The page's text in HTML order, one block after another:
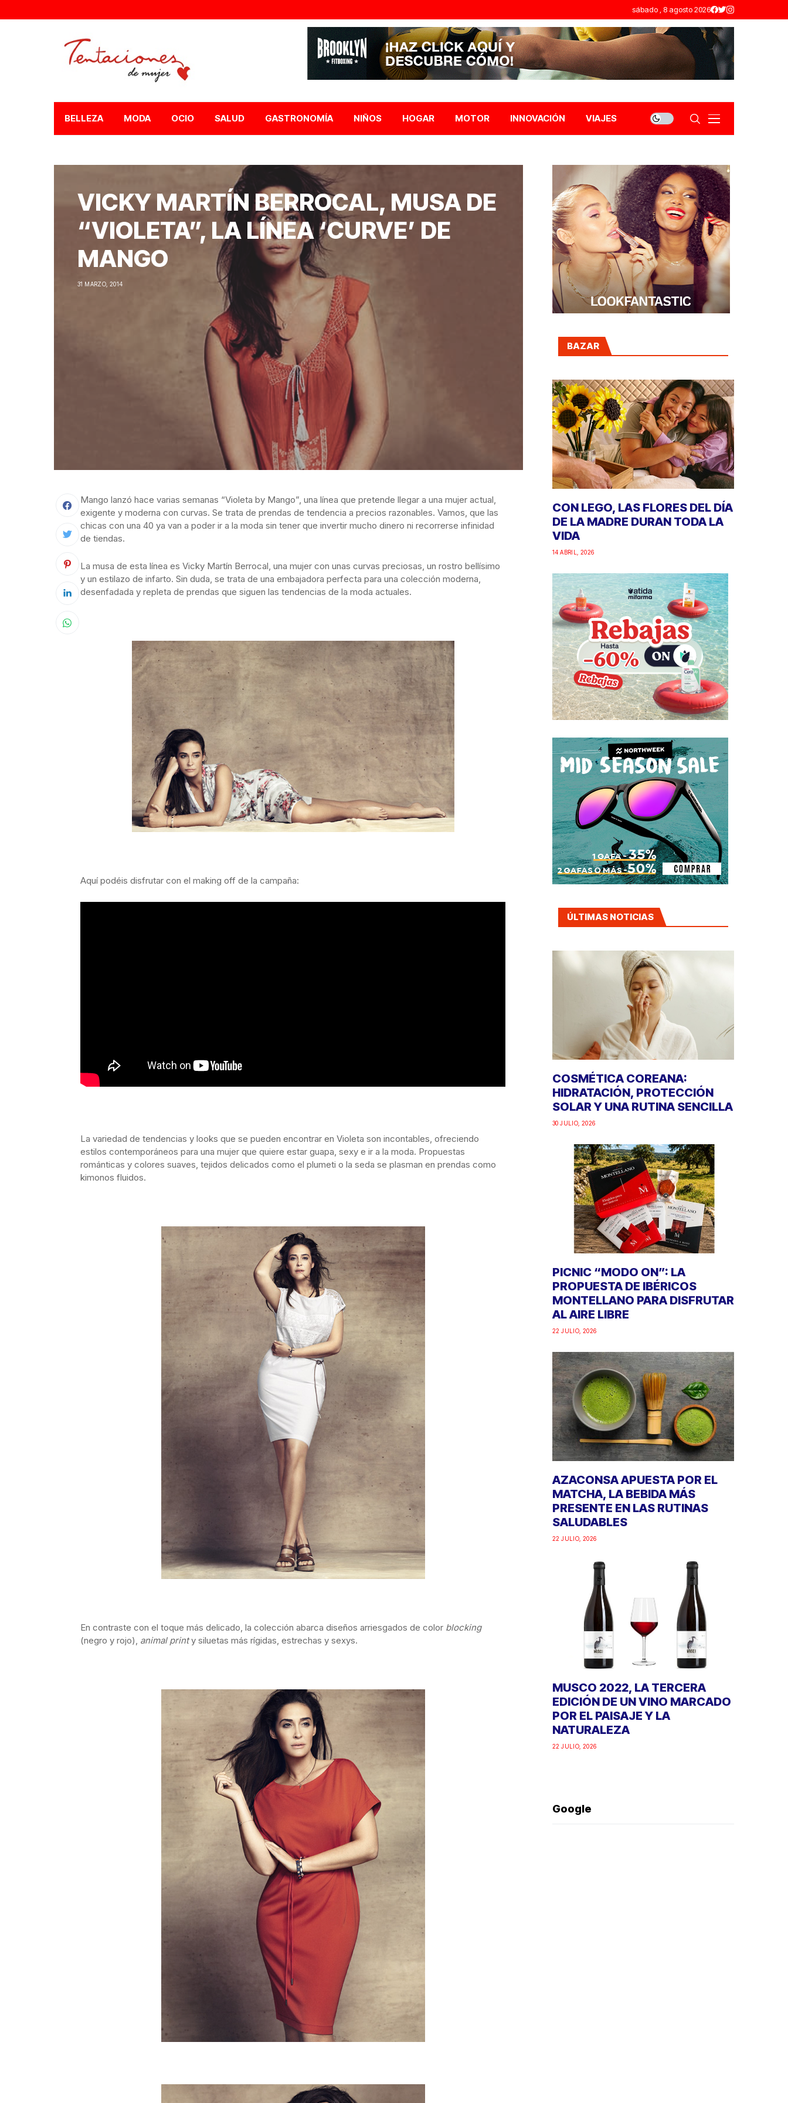
sábado , 8 agosto 2026
BELLEZA MODA OCIO SALUD GASTRONOMÍA NIÑOS HOGAR MOTOR INNOVACIÓN VIAJES
VICKY MARTÍN BERROCAL, MUSA DE
“VIOLETA”, LA LÍNEA ‘CURVE’ DE
MANGO
31 MARZO, 2014
Mango lanzó hace varias semanas “Violeta by Mango”, una línea que pretende llegar a una mujer actual,
exigente y moderna con curvas. Se trata de prendas de tendencia a precios razonables. Vamos, que las
chicas con una 40 ya van a poder ir a la moda sin tener que invertir mucho dinero ni recorrerse infinidad
de tiendas.
La musa de esta línea es Vicky Martín Berrocal, una mujer con unas curvas preciosas, un rostro bellísimo
y un estilazo de infarto. Sin duda, se trata de una embajadora perfecta para una colección moderna,
desenfadada y repleta de prendas que siguen las tendencias de la moda actuales.
Aquí podéis disfrutar con el making off de la campaña:
La variedad de tendencias y looks que se pueden encontrar en Violeta son incontables, ofreciendo
estilos contemporáneos para una mujer que quiere estar guapa, sexy e ir a la moda. Propuestas
románticas y colores suaves, tejidos delicados como el plumeti o la seda se plasman en prendas como
kimonos fluidos.
En contraste con el toque más delicado, la colección abarca diseños arriesgados de color blocking
(negro y rojo), animal printy siluetas más rígidas, estrechas y sexys.
BAZAR
CON LEGO, LAS FLORES DEL DÍA
DE LA MADRE DURAN TODA LA
VIDA
14 ABRIL, 2026
ÚLTIMAS NOTICIAS
COSMÉTICA COREANA:
HIDRATACIÓN, PROTECCIÓN
SOLAR Y UNA RUTINA SENCILLA
30 JULIO, 2026
PICNIC “MODO ON”: LA
PROPUESTA DE IBÉRICOS
MONTELLANO PARA DISFRUTAR
AL AIRE LIBRE
22 JULIO, 2026
AZACONSA APUESTA POR EL
MATCHA, LA BEBIDA MÁS
PRESENTE EN LAS RUTINAS
SALUDABLES
22 JULIO, 2026
MUSCO 2022, LA TERCERA
EDICIÓN DE UN VINO MARCADO
POR EL PAISAJE Y LA
NATURALEZA
22 JULIO, 2026
Google